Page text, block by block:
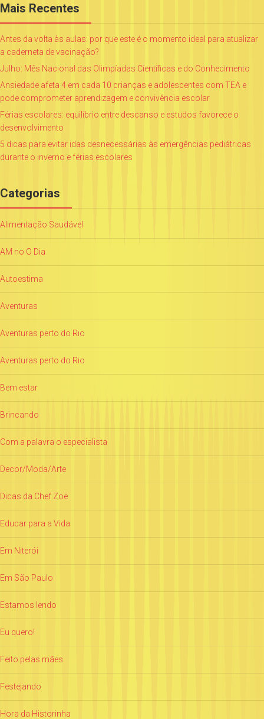
Mais Recentes
Antes da volta às aulas: por que este é o momento ideal para atualizar
a caderneta de vacinação?
Julho: Mês Nacional das Olimpíadas Científicas e do Conhecimento
Ansiedade afeta 4 em cada 10 crianças e adolescentes com TEA e
pode comprometer aprendizagem e convivência escolar
Férias escolares: equilíbrio entre descanso e estudos favorece o
desenvolvimento
5 dicas para evitar idas desnecessárias às emergências pediátricas
durante o inverno e férias escolares
Categorias
Alimentação Saudável
AM no O Dia
Autoestima
Aventuras
Aventuras perto do Rio
Aventuras perto do Rio
Bem estar
Brincando
Com a palavra o especialista
Decor/Moda/Arte
Dicas da Chef Zoë
Educar para a Vida
Em Niterói
Em São Paulo
Estamos lendo
Eu quero!
Feito pelas mães
Festejando
Hora da Historinha